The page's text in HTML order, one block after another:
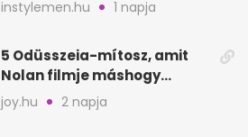
instylemen.hu 1 napja
5 Odüsszeia-mítosz, amit
Nolan filmje máshogy
mutat, mint Homérosz
joy.hu 2 napja